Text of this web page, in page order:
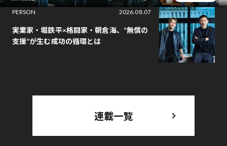
PERSON
2026.08.07
実業家・堀鉄平×格闘家・朝倉海、“無償の
支援”が生む成功の循環とは
連載一覧